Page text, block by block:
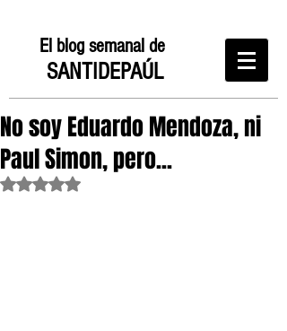
El blog semanal de
SANTIDEPAÚL
No soy Eduardo Mendoza, ni
Paul Simon, pero...
Obtuvo NaN de 5 estrellas.